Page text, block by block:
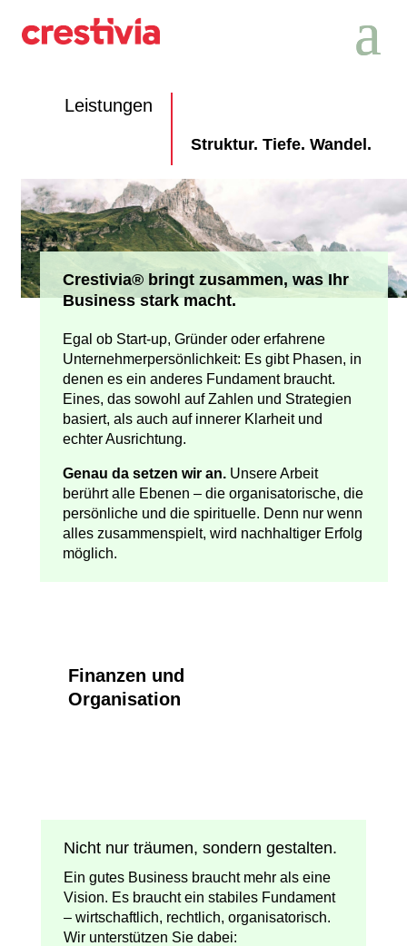
Leistungen
Struktur. Tiefe. Wandel.
Crestivia® bringt zusammen, was Ihr
Business stark macht.
Egal ob Start-up, Gründer oder erfahrene
Unternehmerper­sönlichkeit: Es gibt Phasen, in
denen es ein anderes Fundament braucht.
Eines, das sowohl auf Zahlen und Strategien
basiert, als auch auf innerer Klarheit und
echter Ausrichtung.
Genau da setzen wir an.Unsere Arbeit
berührt alle Ebenen – die organisatorische, die
persönliche und die spirituelle. Denn nur wenn
alles zusammenspielt, wird nachhaltiger Erfolg
möglich.
Finanzen und
Organisation
Nicht nur träumen, sondern gestalten.
Ein gutes Business braucht mehr als eine
Vision. Es braucht ein stabiles Fundament
– wirtschaftlich, rechtlich, organisatorisch.
Wir unterstützen Sie dabei: